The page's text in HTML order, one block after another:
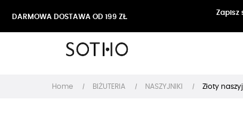
DARMOWA DOSTAWA OD 199 ZŁ
Zapisz
Home BIŻUTERIA NASZYJNIKI Złoty